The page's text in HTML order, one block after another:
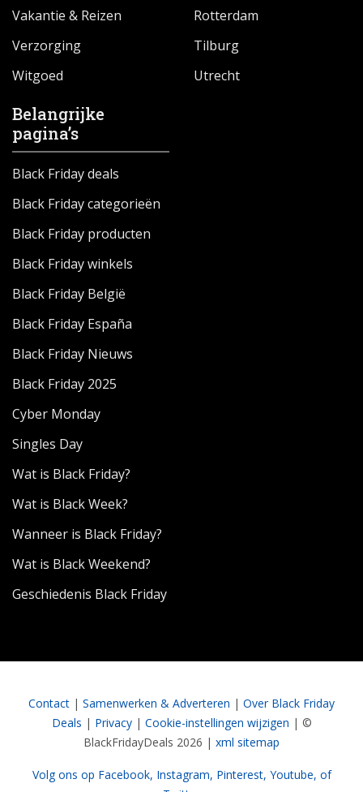
Vakantie & Reizen
Verzorging
Witgoed
Rotterdam
Tilburg
Utrecht
Belangrijke
pagina’s
Black Friday deals
Black Friday categorieën
Black Friday producten
Black Friday winkels
Black Friday België
Black Friday España
Black Friday Nieuws
Black Friday 2025
Cyber Monday
Singles Day
Wat is Black Friday?
Wat is Black Week?
Wanneer is Black Friday?
Wat is Black Weekend?
Geschiedenis Black Friday
Contact | Samenwerken & Adverteren | Over Black Friday
Deals | Privacy| Cookie-instellingen wijzigen | ©
BlackFridayDeals 2026 | xml sitemap
Volg ons op Facebook, Instagram, Pinterest, Youtube, of